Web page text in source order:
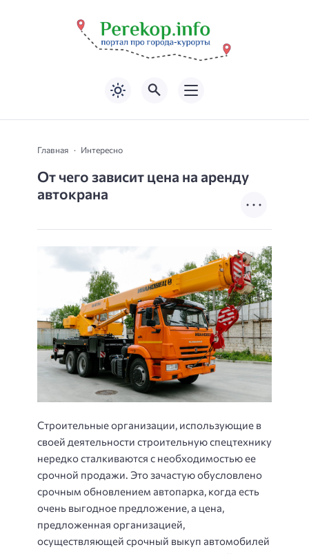
Главная Интересно
От чего зависит цена на аренду
автокрана
Строительные организации, использующие в
своей деятельности строительную спецтехнику
нередко сталкиваются с необходимостью ее
срочной продажи. Это зачастую обусловлено
срочным обновлением автопарка, когда есть
очень выгодное предложение, а цена,
предложенная организацией,
осуществляющей срочный выкуп автомобилей